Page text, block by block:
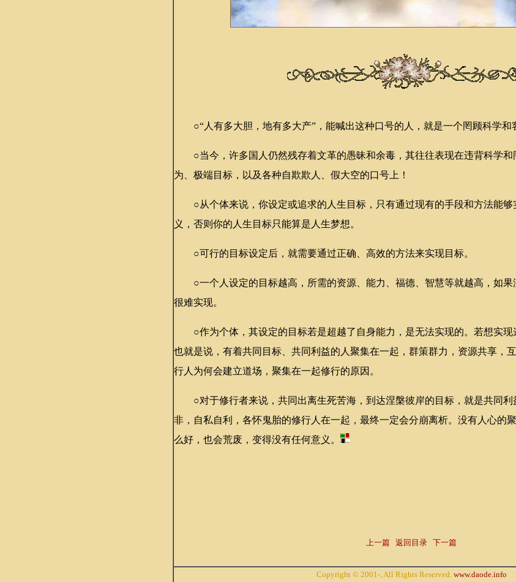
○“人有多大胆，地有多大产”，能喊出这种口号的人，就是一个罔顾科学和
○当今，许多国人仍然残存着文革的愚昧和余毒，其往往表现在违背科学和
为、极端目标，以及各种自欺欺人、假大空的口号上！
○从个体来说，你设定或追求的人生目标，只有通过现有的手段和方法能够
义，否则你的人生目标只能算是人生梦想。
○可行的目标设定后，就需要通过正确、高效的方法来实现目标。
○一个人设定的目标越高，所需的资源、能力、福德、智慧等就越高，如果
很难实现。
○作为个体，其设定的目标若是超越了自身能力，是无法实现的。若想实现
也就是说，有着共同目标、共同利益的人聚集在一起，群策群力，资源共享，
行人为何会建立道场，聚集在一起修行的原因。
○对于修行者来说，共同出离生死苦海，到达涅槃彼岸的目标，就是共同利
非，自私自利，各怀鬼胎的修行人在一起，最终一定会分崩离析。没有人心的
么好，也会荒废，变得没有任何意义。
上一篇 返回目录 下一篇
Copyright © 2001-, All Rights Reserved. www.daode.info